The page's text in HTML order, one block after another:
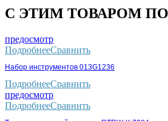
С ЭТИМ ТОВАРОМ
предосмотр
ПодробнееСравнить
Набор инструментов 013G1236
ПодробнееСравнить
предосмотр
ПодробнееСравнить